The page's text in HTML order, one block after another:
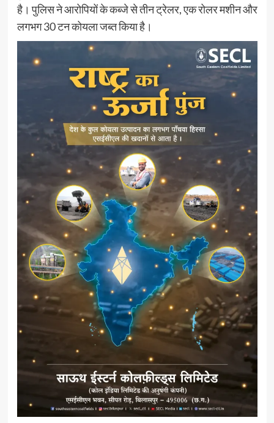
है। पुलिस ने आरोपियों के कब्जे से तीन ट्रेलर, एक रोलर मशीन और
लगभग 30 टन कोयला जब्त किया है।